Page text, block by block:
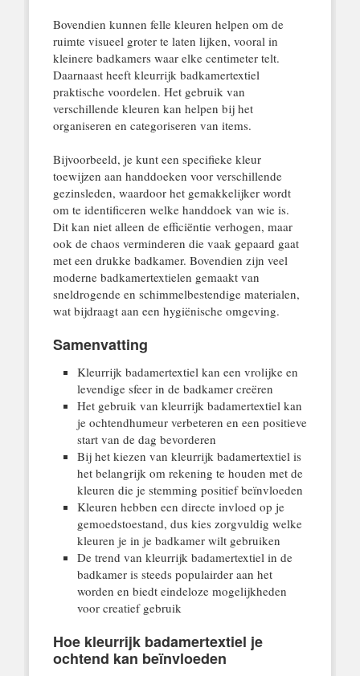
Bovendien kunnen felle kleuren helpen om de
ruimte visueel groter te laten lijken, vooral in
kleinere badkamers waar elke centimeter telt.
Daarnaast heeft kleurrijk badkamertextiel
praktische voordelen. Het gebruik van
verschillende kleuren kan helpen bij het
organiseren en categoriseren van items.
Bijvoorbeeld, je kunt een specifieke kleur
toewijzen aan handdoeken voor verschillende
gezinsleden, waardoor het gemakkelijker wordt
om te identificeren welke handdoek van wie is.
Dit kan niet alleen de efficiëntie verhogen, maar
ook de chaos verminderen die vaak gepaard gaat
met een drukke badkamer. Bovendien zijn veel
moderne badkamertextielen gemaakt van
sneldrogende en schimmelbestendige materialen,
wat bijdraagt aan een hygiënische omgeving.
Samenvatting
Kleurrijk badamertextiel kan een vrolijke en
levendige sfeer in de badkamer creëren
Het gebruik van kleurrijk badamertextiel kan
je ochtendhumeur verbeteren en een positieve
start van de dag bevorderen
Bij het kiezen van kleurrijk badamertextiel is
het belangrijk om rekening te houden met de
kleuren die je stemming positief beïnvloeden
Kleuren hebben een directe invloed op je
gemoedstoestand, dus kies zorgvuldig welke
kleuren je in je badkamer wilt gebruiken
De trend van kleurrijk badamertextiel in de
badkamer is steeds populairder aan het
worden en biedt eindeloze mogelijkheden
voor creatief gebruik
Hoe kleurrijk badamertextiel je
ochtend kan beïnvloeden